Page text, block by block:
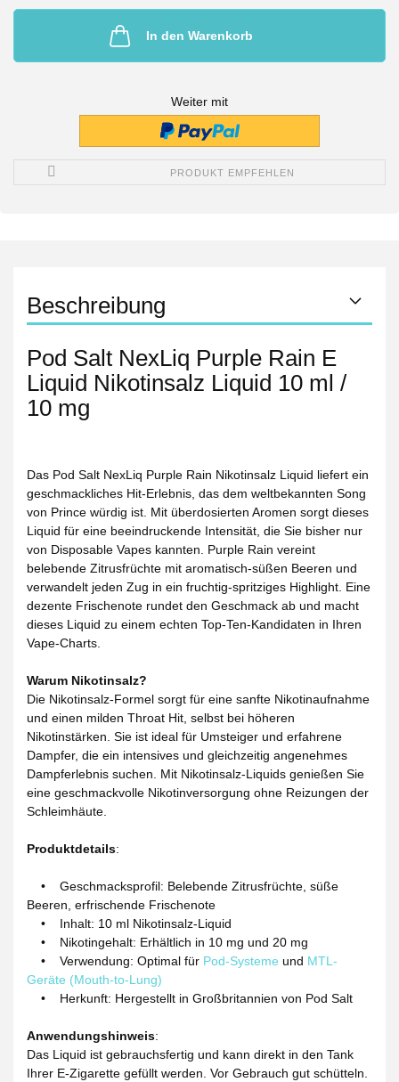
In den Warenkorb
Weiter mit
PRODUKT EMPFEHLEN
Beschreibung
Pod Salt NexLiq Purple Rain E
Liquid Nikotinsalz Liquid 10 ml /
10 mg
Das Pod Salt NexLiq Purple Rain Nikotinsalz Liquid liefert ein
geschmackliches Hit-Erlebnis, das dem weltbekannten Song
von Prince würdig ist. Mit überdosierten Aromen sorgt dieses
Liquid für eine beeindruckende Intensität, die Sie bisher nur
von Disposable Vapes kannten. Purple Rain vereint
belebende Zitrusfrüchte mit aromatisch-süßen Beeren und
verwandelt jeden Zug in ein fruchtig-spritziges Highlight. Eine
dezente Frischenote rundet den Geschmack ab und macht
dieses Liquid zu einem echten Top-Ten-Kandidaten in Ihren
Vape-Charts.
Warum Nikotinsalz?
Die Nikotinsalz-Formel sorgt für eine sanfte Nikotinaufnahme
und einen milden Throat Hit, selbst bei höheren
Nikotinstärken. Sie ist ideal für Umsteiger und erfahrene
Dampfer, die ein intensives und gleichzeitig angenehmes
Dampferlebnis suchen. Mit Nikotinsalz-Liquids genießen Sie
eine geschmackvolle Nikotinversorgung ohne Reizungen der
Schleimhäute.
Produktdetails:
• Geschmacksprofil: Belebende Zitrusfrüchte, süße
Beeren, erfrischende Frischenote
• Inhalt: 10 ml Nikotinsalz-Liquid
• Nikotingehalt: Erhältlich in 10 mg und 20 mg
• Verwendung: Optimal für Pod-Systeme und MTL-
Geräte (Mouth-to-Lung)
• Herkunft: Hergestellt in Großbritannien von Pod Salt
Anwendungshinweis:
Das Liquid ist gebrauchsfertig und kann direkt in den Tank
Ihrer E-Zigarette gefüllt werden. Vor Gebrauch gut schütteln.